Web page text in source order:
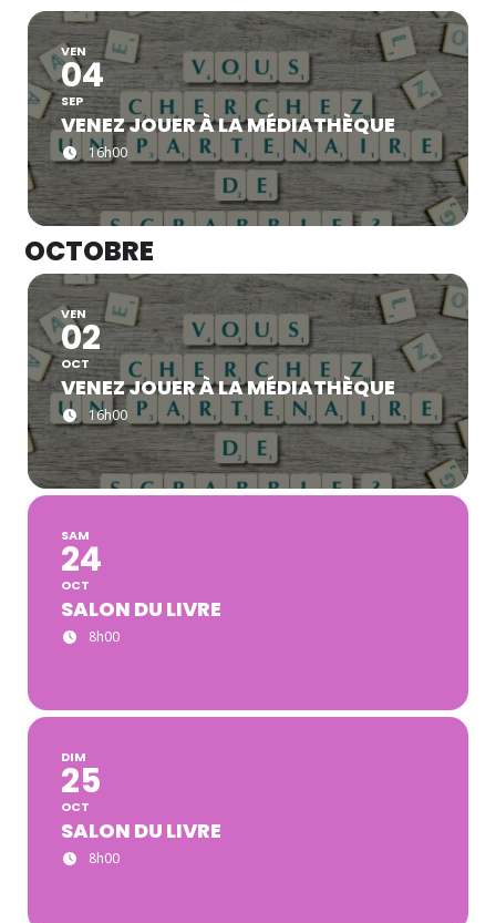
VEN
04
SEP
VENEZ JOUER À LA MÉDIATHÈQUE
16h00
OCTOBRE
VEN
02
OCT
VENEZ JOUER À LA MÉDIATHÈQUE
16h00
SAM
24
OCT
SALON DU LIVRE
8h00
DIM
25
OCT
SALON DU LIVRE
8h00